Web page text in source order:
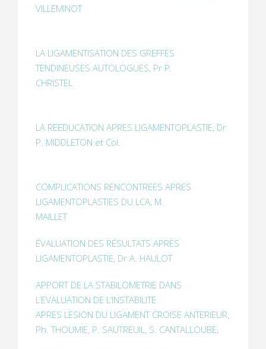
VILLEMINOT
LA LIGAMENTISATION DES GREFFES
TENDINEUSES AUTOLOGUES, Pr P.
CHRISTEL
LA REEDUCATION APRES LIGAMENTOPLASTIE, Dr
P. MIDDLETON et Col.
COMPLICATIONS RENCONTREES APRES
LIGAMENTOPLASTIES DU LCA, M.
MAILLET
ÉVALUATION DES RÉSULTATS APRÈS
LIGAMENTOPLASTIE, Dr A. HAULOT
APPORT DE LA STABILOMETRIE DANS
L’EVALUATION DE L’INSTABILITE
APRES LESION DU LIGAMENT CROISE ANTERIEUR,
Ph. THOUMIE, P. SAUTREUIL, S. CANTALLOUBE.